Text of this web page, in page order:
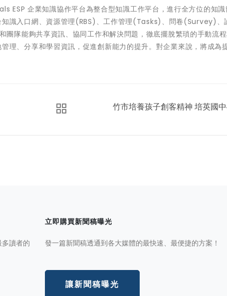
ESP 企業知識協作平台為整合型知識工作平台，進行全方位的知
知識入口網、資源管理(RBS)、工作管理(Tasks)、問卷(Survey)、
隊能夠共享資訊、協同工作和解決問題，徹底擺脫繁瑣的手動流
理、分享和學習資訊，促進創新能力的提升。對企業來說，將成為
竹市培養孩子創客精神 培英國
讀者的
立即購買新聞稿曝光
發一篇新聞稿透通到各大媒體的最快速、最便捷的方案！
讓新聞稿曝光